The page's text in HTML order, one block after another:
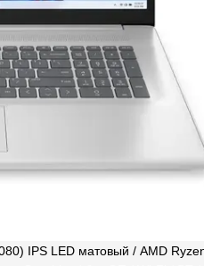
IPS LED матовый / AMD